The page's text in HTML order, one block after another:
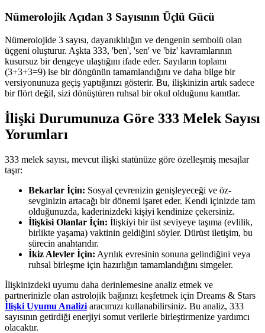
Nümerolojik Açıdan 3 Sayısının Üçlü Gücü
Nümerolojide 3 sayısı, dayanıklılığın ve dengenin sembolü olan
üçgeni oluşturur. Aşkta 333, 'ben', 'sen' ve 'biz' kavramlarının
kusursuz bir dengeye ulaştığını ifade eder. Sayıların toplamı
(3+3+3=9) ise bir döngünün tamamlandığını ve daha bilge bir
versiyonunuza geçiş yaptığınızı gösterir. Bu, ilişkinizin artık sadece
bir flört değil, sizi dönüştüren ruhsal bir okul olduğunu kanıtlar.
İlişki Durumunuza Göre 333 Melek Sayısı
Yorumları
333 melek sayısı, mevcut ilişki statünüze göre özelleşmiş mesajlar
taşır:
Bekarlar İçin: Sosyal çevrenizin genişleyeceği ve öz-
sevginizin artacağı bir dönemi işaret eder. Kendi içinizde tam
olduğunuzda, kaderinizdeki kişiyi kendinize çekersiniz.
İlişkisi Olanlar İçin: İlişkiyi bir üst seviyeye taşıma (evlilik,
birlikte yaşama) vaktinin geldiğini söyler. Dürüst iletişim, bu
sürecin anahtarıdır.
İkiz Alevler İçin: Ayrılık evresinin sonuna gelindiğini veya
ruhsal birleşme için hazırlığın tamamlandığını simgeler.
İlişkinizdeki uyumu daha derinlemesine analiz etmek ve
partnerinizle olan astrolojik bağınızı keşfetmek için Dreams & Stars
İlişki Uyumu Analizi aracımızı kullanabilirsiniz. Bu analiz, 333
sayısının getirdiği enerjiyi somut verilerle birleştirmenize yardımcı
olacaktır.